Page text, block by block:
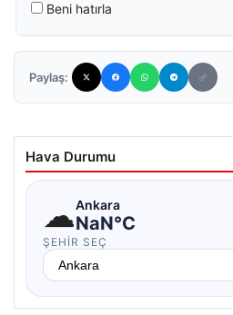
Beni hatırla
Paylaş:
Hava Durumu
☁Ankara
NaN°C
ŞEHIR SEÇ